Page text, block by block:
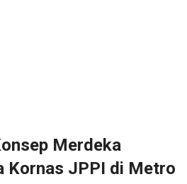
Merdeka
Kornas JPPI di Metro